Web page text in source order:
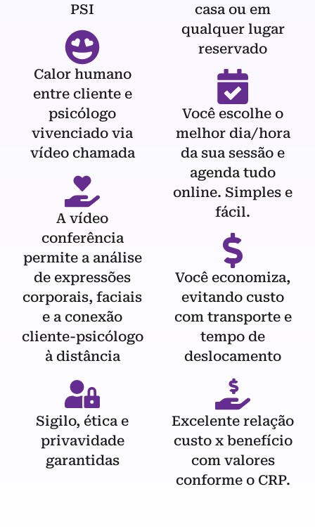
PSI
Calor humano
entre cliente e
psicólogo
vivenciado via
vídeo chamada
A vídeo
conferência
permite a análise
de expressões
corporais, faciais
e a conexão
cliente-psicólogo
à distância
Sigilo, ética e
privavidade
garantidas
casa ou em
qualquer lugar
reservado
Você escolhe o
melhor dia/hora
da sua sessão e
agenda tudo
online. Simples e
fácil.
Você economiza,
evitando custo
com transporte e
tempo de
deslocamento
Excelente relação
custo x benefício
com valores
conforme o CRP.